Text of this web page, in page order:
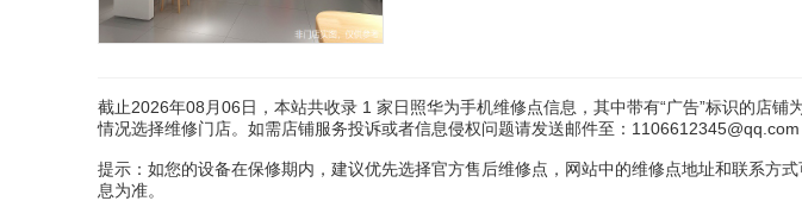
截止2026年08月06日，本站共收录 1 家日照华为手机维修点信息，其中带有“广告”标识的店
情况选择维修门店。如需店铺服务投诉或者信息侵权问题请发送邮件至：1106612345@qq.com
提示：如您的设备在保修期内，建议优先选择官方售后维修点，网站中的维修点地址和联系方
息为准。